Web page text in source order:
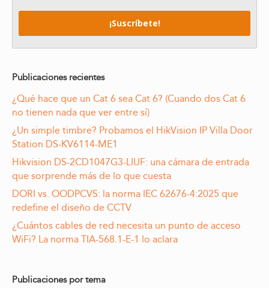
Publicaciones recientes
¿Qué hace que un Cat 6 sea Cat 6? (Cuando dos Cat 6
no tienen nada que ver entre sí)
¿Un simple timbre? Probamos el HikVision IP Villa Door
Station DS-KV6114-ME1
Hikvision DS-2CD1047G3-LIUF: una cámara de entrada
que sorprende más de lo que cuesta
DORI vs. OODPCVS: la norma IEC 62676-4:2025 que
redefine el diseño de CCTV
¿Cuántos cables de red necesita un punto de acceso
WiFi? La norma TIA-568.1-E-1 lo aclara
Publicaciones por tema